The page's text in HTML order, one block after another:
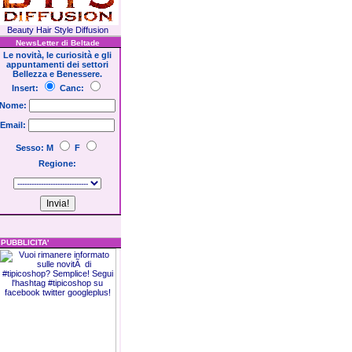
Beauty Hair Style Diffusion
NewsLetter di Beltade
Le novità, le curiosità e gli
appuntamenti dei settori
Bellezza e Benessere.
Insert:
Canc:
Nome:
Email:
Sesso: M
F
Regione: